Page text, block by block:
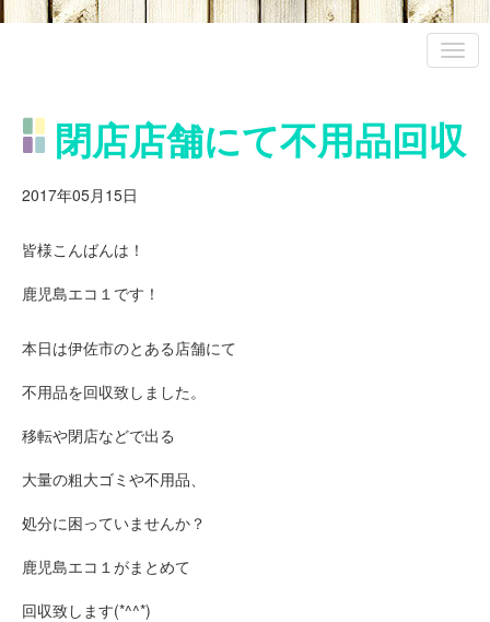
閉店店舗にて不用品回収
2017年05月15日
皆様こんばんは！
鹿児島エコ１です！
本日は伊佐市のとある店舗にて
不用品を回収致しました。
移転や閉店などで出る
大量の粗大ゴミや不用品、
処分に困っていませんか？
鹿児島エコ１がまとめて
回収致します(*^^*)